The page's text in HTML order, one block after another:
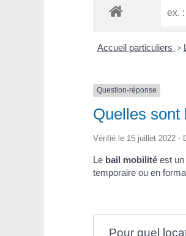
Accueil particuliers >
Question-réponse
Quelles sont
Vérifié le 15 juillet 2022 -
Le bail mobilité est
temporaire ou en
Pour quel